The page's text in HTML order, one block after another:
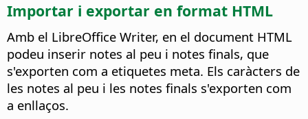
Importar i exportar en format HTML
Amb el LibreOffice Writer, en el document HTML
podeu inserir notes al peu i notes finals, que
s'exporten com a etiquetes meta. Els caràcters de
les notes al peu i les notes finals s'exporten com
a enllaços.